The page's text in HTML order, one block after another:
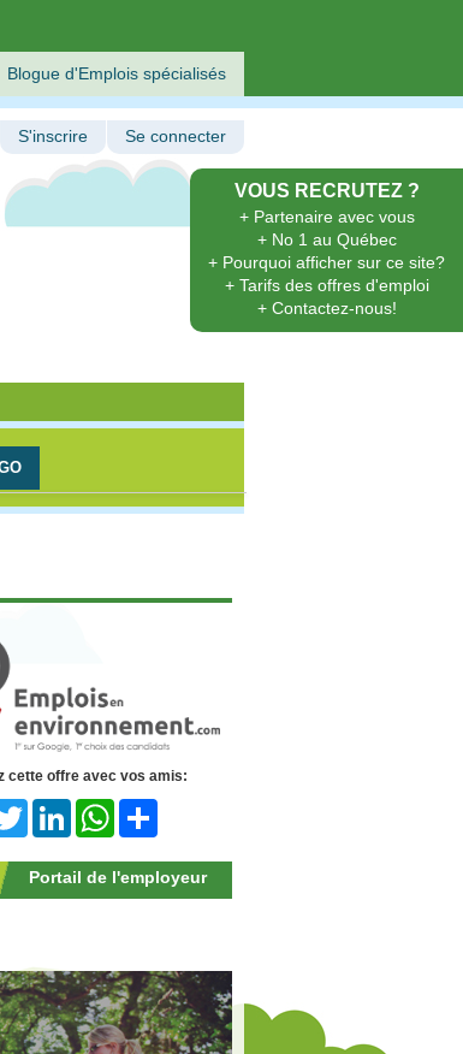
Blogue d'Emplois spécialisés
VOUS RECRUTEZ ?
+ Partenaire avec vous
+ No 1 au Québec
+ Pourquoi afficher sur ce site?
+ Tarifs des offres d'emploi
+ Contactez-nous!
S'inscrire Se connecter
cette offre avec vos amis:
Twitter LinkedIn WhatsApp
Portail de l'employeur